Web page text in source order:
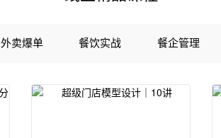
外卖爆单 餐饮实战 餐企管理